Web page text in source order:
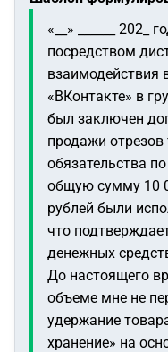
«__» ______
посредством
взаимодействия
«ВКонтакте» в
был заключен
продажи
обязательства
общую сумму 10
рублей были
что
денежных
До настоящего
объеме мне не
удержание
хранение» на